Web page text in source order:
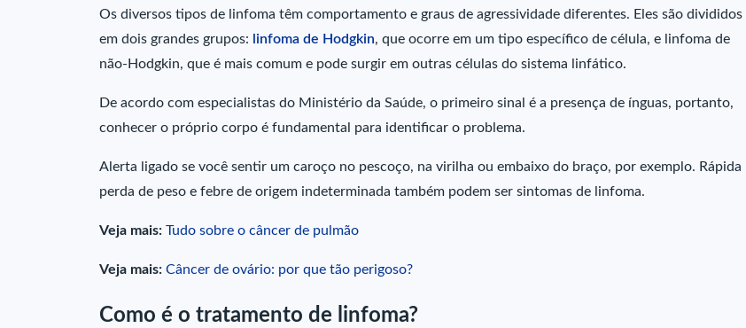
Os diversos tipos de linfoma têm comportamento e graus de agressividade diferentes. Eles são divididos
em dois grandes grupos:
linfoma de Hodgkin, que ocorre em um tipo específico de célula, e linfoma de
não-Hodgkin, que é mais comum e pode surgir em outras células do sistema linfático.
De acordo com especialistas do Ministério da Saúde, o primeiro sinal é a presença de ínguas, portanto,
conhecer o próprio corpo é fundamental para identificar o problema.
Alerta ligado se você sentir um caroço no pescoço, na virilha ou embaixo do braço, por exemplo. Rápida
perda de peso e febre de origem indeterminada também podem ser sintomas de linfoma.
Veja mais: Tudo sobre o câncer de pulmão
Veja mais: Câncer de ovário: por que tão perigoso?
Como é o tratamento de linfoma?